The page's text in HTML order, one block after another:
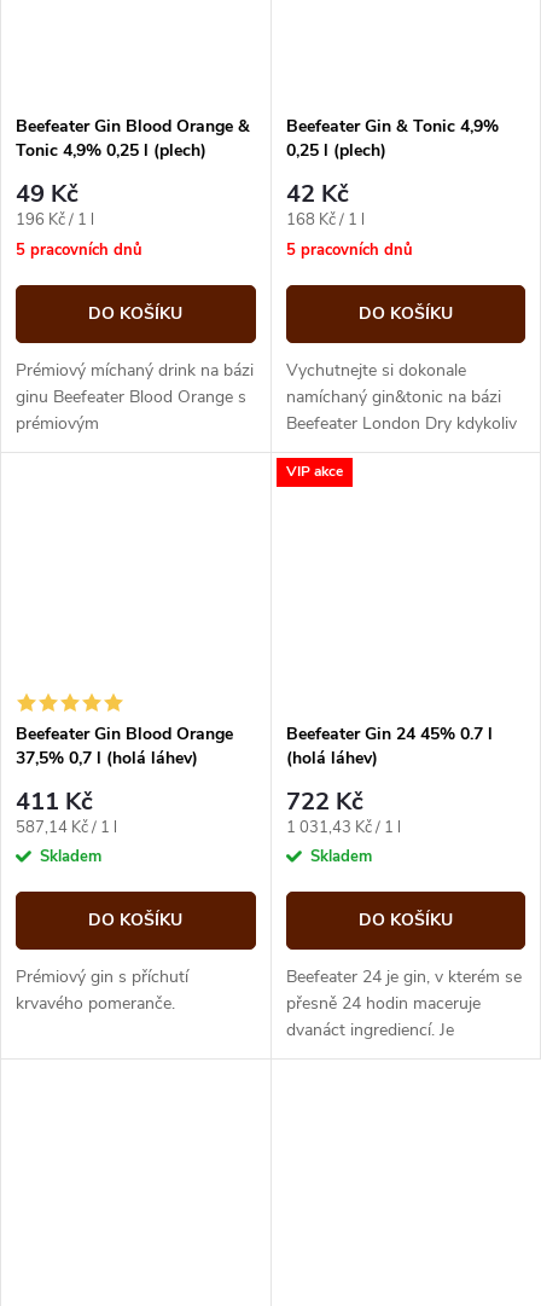
Beefeater Gin Blood Orange &
Tonic 4,9% 0,25 l (plech)
49 Kč
Měrná
cena:
196 Kč / 1 l
5 pracovních dnů
DO KOŠÍKU
Prémiový míchaný drink na bázi
ginu Beefeater Blood Orange s
prémiovým
tonikem. Vychutnejte si
Beefeater Gin & Tonic 4,9%
0,25 l (plech)
42 Kč
Měrná
cena:
168 Kč / 1 l
5 pracovních dnů
DO KOŠÍKU
Vychutnejte si dokonale
namíchaný gin&tonic na bázi
Beefeater London Dry kdykoliv
a kdekoliv.
Beefeater Gin Blood Orange
37,5% 0,7 l (holá láhev)
411 Kč
Měrná
cena:
587,14 Kč / 1 l
Skladem
DO KOŠÍKU
Prémiový gin s příchutí
krvavého pomeranče.
VIP akce
Beefeater Gin 24 45% 0.7 l
(holá láhev)
722 Kč
Měrná
cena:
1 031,43 Kč / 1 l
Skladem
DO KOŠÍKU
Beefeater 24 je gin, v kterém se
přesně 24 hodin maceruje
dvanáct ingrediencí. Je
destilovaný v Londýně a